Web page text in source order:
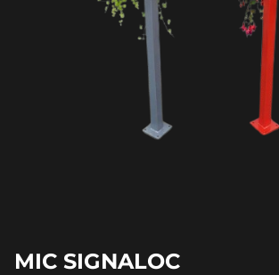
MIC SIGNALOC